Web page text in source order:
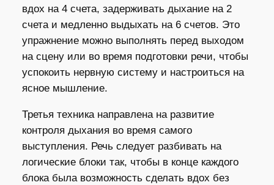
вдох на 4 счета, задерживать дыхание на 2
счета и медленно выдыхать на 6 счетов. Это
упражнение можно выполнять перед выходом
на сцену или во время подготовки речи, чтобы
успокоить нервную систему и настроиться на
ясное мышление.
Третья техника направлена на развитие
контроля дыхания во время самого
выступления. Речь следует разбивать на
логические блоки так, чтобы в конце каждого
блока была возможность сделать вдох без